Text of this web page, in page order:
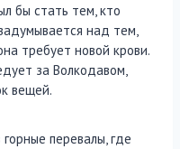
бы стать тем, кто
над тем,
требует новой крови.
за Волкодавом,
вещей.
перевалы, где